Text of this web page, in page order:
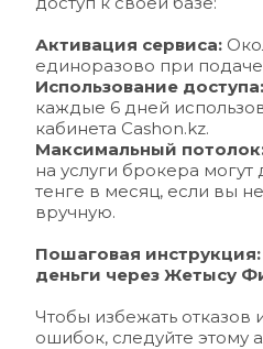
Активация сервиса:
единоразово при подаче
Использование доступа:
каждые 6 дней
кабинета Cashon.kz.
Максимальный
на услуги брокера могут
тенге в месяц, если вы
вручную.
Пошаговая
деньги через Жетысу
Чтобы избежать отказов
ошибок, следуйте этому